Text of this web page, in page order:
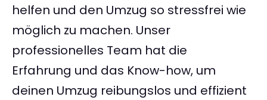
helfen und den Umzug so stressfrei wie
möglich zu machen. Unser
professionelles Team hat die
Erfahrung und das Know-how, um
deinen Umzug reibungslos und effizient